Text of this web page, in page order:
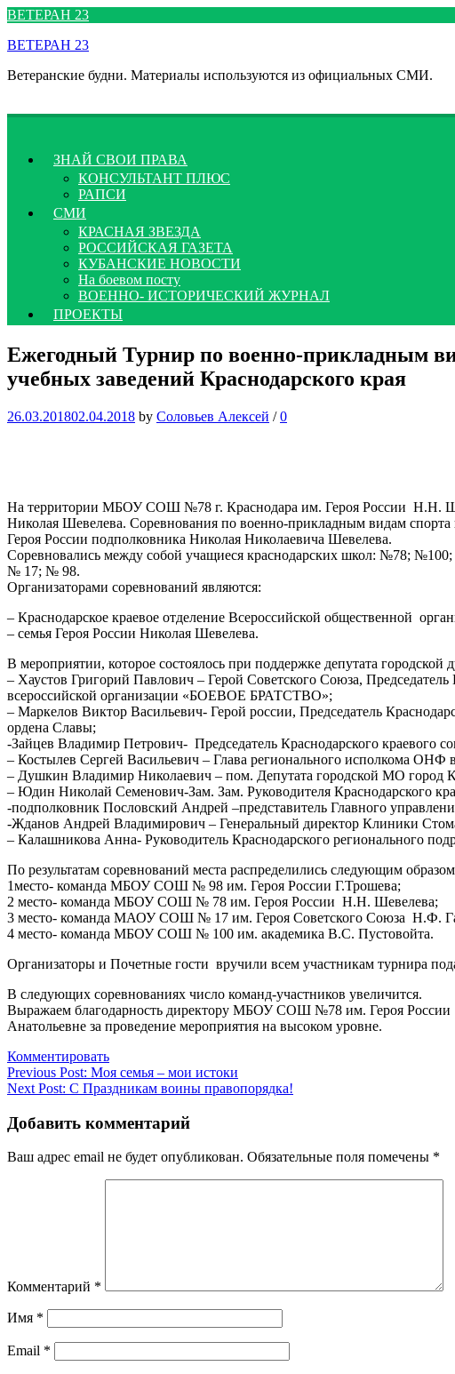
Перейти
содержимому
ВЕТЕРАН 23
ВЕТЕРАН 23
Ветеранские будни. Материалы используются из официальных СМИ.
ЗНАЙ СВОИ ПРАВА
КОНСУЛЬТАНТ ПЛЮС
РАПСИ
СМИ
КРАСНАЯ ЗВЕЗДА
РОССИЙСКАЯ ГАЗЕТА
КУБАНСКИЕ НОВОСТИ
На боевом посту
ВОЕННО- ИСТОРИЧЕСКИЙ ЖУРНАЛ
ПРОЕКТЫ
Ежегодный Турнир по военно-прикладным
учебных заведений Краснодарского края
26.03.201802.04.2018 by Соловьев Алексей / 0
На территории МБОУ СОШ №78 г. Краснодара им. Героя России Н.Н.
Николая Шевелева. Соревнования по военно-прикладным видам
Героя России подполковника Николая Николаевича Шевелева.
Соревновались между собой учащиеся краснодарских школ: №78; №100;
№ 17; № 98.
Организаторами соревнований являются:
– Краснодарское краевое отделение Всероссийской общественной
– семья Героя России Николая Шевелева.
В мероприятии, которое состоялось при поддержке депутата
– Хаустов Григорий Павлович – Герой Советского Союза, Председатель
всероссийской организации «БОЕВОЕ БРАТСТВО»;
– Маркелов Виктор Васильевич- Герой россии, Председатель
ордена Славы;
-Зайцев Владимир Петрович- Председатель Краснодарского краевого
– Костылев Сергей Васильевич – Глава регионального исполкома ОНФ
– Душкин Владимир Николаевич – пом. Депутата городской МО
– Юдин Николай Семенович-Зам. Зам. Руководителя Краснодарского
-подполковник Пословский Андрей –представитель Главного
-Жданов Андрей Владимирович – Генеральный директор Клиники
– Калашникова Анна- Руководитель Краснодарского регионального
По результатам соревнований места распределились следующим
1место- команда МБОУ СОШ № 98 им. Героя России Г.Трошева;
2 место- команда МБОУ СОШ № 78 им. Героя России Н.Н. Шевелева;
3 место- команда МАОУ СОШ № 17 им. Героя Советского Союза Н.Ф.
4 место- команда МБОУ СОШ № 100 им. академика В.С. Пустовойта.
Организаторы и Почетные гости вручили всем участникам турнира
В следующих соревнованиях число команд-участников увеличится.
Выражаем благодарность директору МБОУ СОШ №78 им. Героя
Анатольевне за проведение мероприятия на высоком уровне.
Комментировать
Навигация
по
записям
Previous Post: Моя семья – мои истоки
Next Post: C Праздникам воины правопорядка!
Добавить комментарий
Ваш адрес email не будет опубликован. Обязательные поля помечены *
Комментарий *
Имя *
Email *